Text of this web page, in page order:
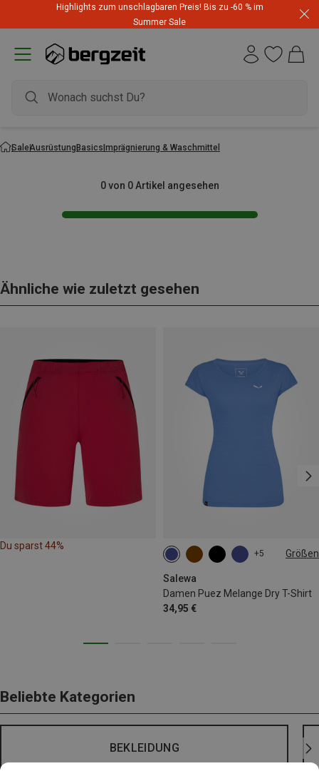
Highlights zum unschlagbaren Preis! Bis zu -60 % im
Summer Sale
SaleAusrüstungBasicsImprägnierung & Waschmittel
0 von 0 Artikel angesehen
Ähnliche wie zuletzt gesehen
Du sparst 44%
+5 Größen
Salewa
Damen Puez Melange Dry T-Shirt
34,95 €
XS S M
Beliebte Kategorien
BEKLEIDUNG